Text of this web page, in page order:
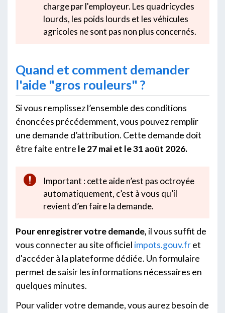
charge par l'employeur. Les quadricycles
lourds, les poids lourds et les véhicules
agricoles ne sont pas non plus concernés.
Quand et comment demander
l'aide "gros rouleurs" ?
Si vous remplissez l’ensemble des conditions
énoncées précédemment, vous pouvez remplir
une demande d’attribution. Cette demande doit
être faite entre le 27 mai et le 31 août 2026.
Important : cette aide n’est pas octroyée
automatiquement, c’est à vous qu’il
revient d’en faire la demande.
Pour enregistrer votre demande, il vous suffit de
vous connecter au site officiel impots.gouv.fret
d'accéder à la plateforme dédiée. Un formulaire
permet de saisir les informations nécessaires en
quelques minutes.
Pour valider votre demande, vous aurez besoin de